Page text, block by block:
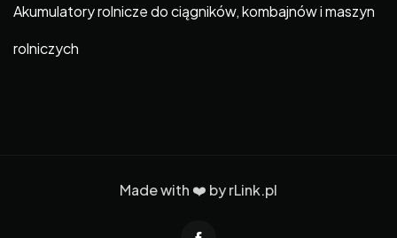
Akumulatory rolnicze do ciągników, kombajnów i maszyn
rolniczych
Made with ❤️ byrLink.pl